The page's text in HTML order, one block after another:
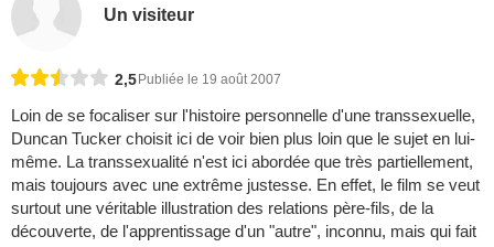
Un visiteur
2,5 Publiée le 19 août 2007
Loin de se focaliser sur l'histoire personnelle d'une transsexuelle,
Duncan Tucker choisit ici de voir bien plus loin que le sujet en lui-
même. La transsexualité n'est ici abordée que très partiellement,
mais toujours avec une extrême justesse. En effet, le film se veut
surtout une véritable illustration des relations père-fils, de la
découverte, de l'apprentissage d'un "autre", inconnu, mais qui fait